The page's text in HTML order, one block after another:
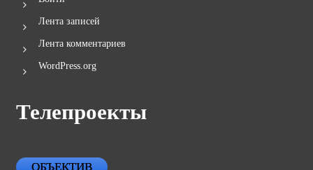
Телепроекты